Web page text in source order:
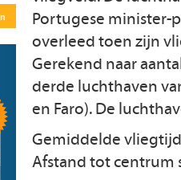
Portugese minister-
overleed toen zijn
Gerekend naar
derde luchthaven
en Faro). De
Gemiddelde
Afstand tot centrum